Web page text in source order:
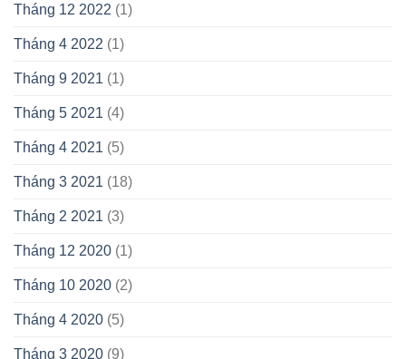
Tháng 12 2022 (1)
Tháng 4 2022 (1)
Tháng 9 2021 (1)
Tháng 5 2021 (4)
Tháng 4 2021 (5)
Tháng 3 2021 (18)
Tháng 2 2021 (3)
Tháng 12 2020 (1)
Tháng 10 2020 (2)
Tháng 4 2020 (5)
Tháng 3 2020 (9)